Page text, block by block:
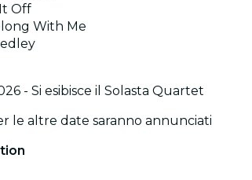
Off
With Me
- Si esibisce il Solasta Quartet
le altre date saranno annunciati